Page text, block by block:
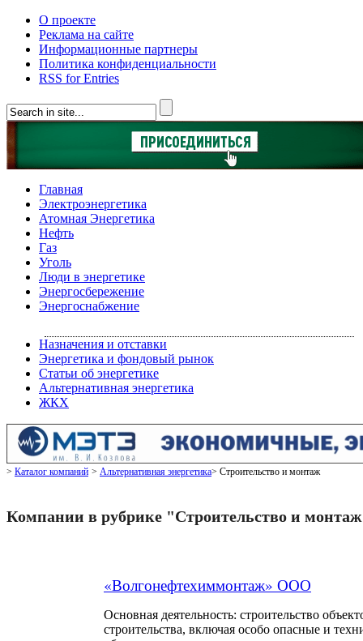
О проекте
Реклама на сайте
Информационные партнеры
Политика конфиденциальности
RSS for Entries
Главная
Электроэнергетика
Атомная Энергетика
Нефть
Газ
Уголь
Люди в энергетике
Энергосбережение
Энергоснабжение
Назначения и отставки
Энергетика и фондовый рынок
Статьи об энергетике
Альтернативная энергетика
ЖКХ
Каталог компаний Альтернативная энергетика Строительство и монтаж
Компании в рубрике "Строительство и
«Волгонефтехиммонтаж» ООО
Основная деятельность: строительство
строительства, включая особо опасные и